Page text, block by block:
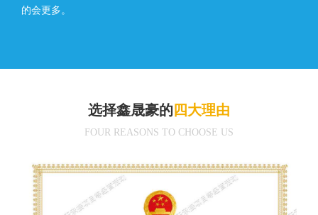
的会更多。
选择鑫晟豪的 四大理由
FOUR REASONS TO CHOOSE US